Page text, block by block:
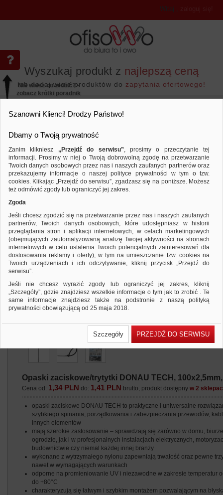
Wyszukaj produkt z najlepszą ceną
lub dodaj wiele produktów do zapytania ofertowego!
Witaj ,
Wyposażenie biura
Akcesoria montażowe
temp. -40/80, czarne
Porównaj produkt: Opaski zaciskowe/trytytki DONAU
Opaski zaciskowe/trytytki DONAU TECH,
Cena od: 1,34 PLN do: 1,41 PLN brutto, produkt dostępnyw 2
opaski zaciskowe DONAU TECH to praktyczne i uniwersalne
szybkiego spinania, porządkowania i zabezpieczania przewodów,
innych elementów
mają szerokie zastosowanie – sprawdzają się zarówno w domu,
ogrodzie, jak i w profesjonalnych instalacjach elektrycznych,
budownictwie czy niemal każdej innej branży
wykonane z wytrzymałego nylonu zapewniają trwałość oraz pewne
nawet w wymagających warunkach
odporne na promieniowanie UV i niezawodne w zakresie temperatur
do +80°C
charakteryzują się łatwym i szybkim montażem pozwalającym na
Nie wiesz co zrobić? -
zobacz krótki poradnik
Szanowni Klienci! Drodzy Państwo!
Dbamy o Twoją prywatność
Zanim klikniesz „Przejdź do serwisu”, prosimy o przeczytanie tej
informacji. Prosimy w niej o Twoją dobrowolną zgodę na przetwarzanie
Twoich danych osobowych przez nas i naszych zaufanych partnerów oraz
przekazujemy informacje o naszej polityce prywatności w tym o tzw.
cookies. Klikając „Przejdź do serwisu”, zgadzasz się na poniższe. Możesz
też odmówić zgody lub ograniczyć jej zakres.
Zgoda
Jeśli chcesz zgodzić się na przetwarzanie przez nas i naszych zaufanych
partnerów, Twoich danych osobowych, które udostępniasz w historii
przeglądania stron i aplikacji internetowych, w celach marketingowych
(obejmujących zautomatyzowaną analizę Twojej aktywności na stronach
internetowych w celu ustalenia Twoich potencjalnych zainteresowań dla
dostosowania reklamy i oferty), w tym na umieszczanie tzw. cookies na
Twoich urządzeniach i ich odczytywanie, kliknij przycisk „Przejdź do
serwisu”.
Jeśli nie chcesz wyrazić zgody lub ograniczyć jej zakres, kliknij
„Szczegóły”, gdzie znajdziesz wszelkie informacje o tym jak to zrobić . Te
same informacje znajdziesz także na podstronie z naszą polityką
prywatności obowiązującą od 25 maja 2018.
wcześniejsza zgoda której udzieliliście podczas zakładania konta. Każda
Państwa zgoda jest dobrowolna i można ją w dowolnym momencie
Polityka prywatności (rozwiń)
Lista Zaufanych Partnerów (rozwiń)
Szczegóły PRZEJDŹ DO SERWISU